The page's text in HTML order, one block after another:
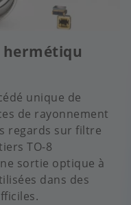
hermétiqu
unique de
de rayonnement
regards sur filtre
TO-8
sortie optique à
dans des